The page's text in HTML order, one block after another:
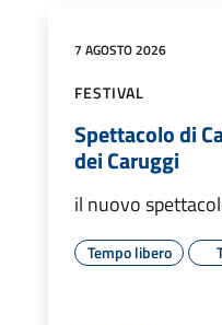
7 AGOSTO 2026
FESTIVAL
Spettacolo di
dei Caruggi
il nuovo
Tempo libero